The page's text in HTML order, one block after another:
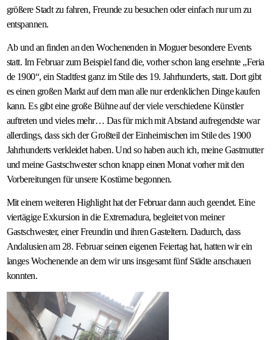
größere Stadt zu fahren, Freunde zu besuchen oder einfach nur um zu
entspannen.
Ab und an finden an den Wochenenden in Moguer besondere Events
statt. Im Februar zum Beispiel fand die, vorher schon lang ersehnte „Feria
de 1900“, ein Stadtfest ganz im Stile des 19. Jahrhunderts, statt. Dort gibt
es einen großen Markt auf dem man alle nur erdenklichen Dinge kaufen
kann. Es gibt eine große Bühne auf der viele verschiedene Künstler
auftreten und vieles mehr… Das für mich mit Abstand aufregendste war
allerdings, dass sich der Großteil der Einheimischen im Stile des 1900
Jahrhunderts verkleidet haben. Und so haben auch ich, meine Gastmutter
und meine Gastschwester schon knapp einen Monat vorher mit den
Vorbereitungen für unsere Kostüme begonnen.
Mit einem weiteren Highlight hat der Februar dann auch geendet. Eine
viertägige Exkursion in die Extremadura, begleitet von meiner
Gastschwester, einer Freundin und ihren Gasteltern. Dadurch, dass
Andalusien am 28. Februar seinen eigenen Feiertag hat, hatten wir ein
langes Wochenende an dem wir uns insgesamt fünf Städte anschauen
konnten.